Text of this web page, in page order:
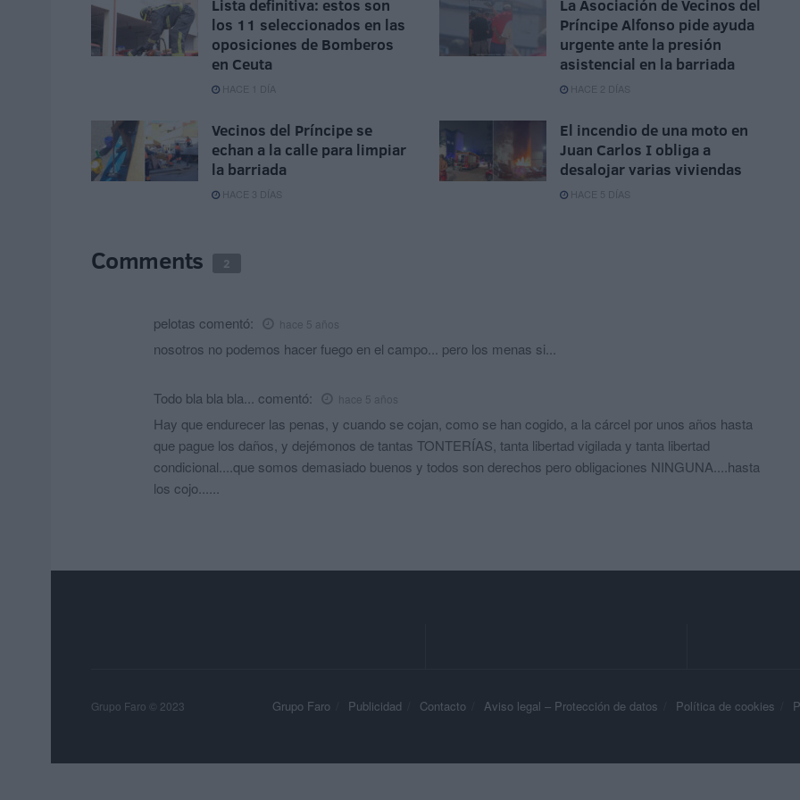
Lista definitiva: estos son
los 11 seleccionados en las
oposiciones de Bomberos
en Ceuta
HACE 1 DÍA
La Asociación de Vecinos del
Príncipe Alfonso pide ayuda
urgente ante la presión
asistencial en la barriada
HACE 2 DÍAS
Vecinos del Príncipe se
echan a la calle para limpiar
la barriada
HACE 3 DÍAS
El incendio de una moto en
Juan Carlos I obliga a
desalojar varias viviendas
HACE 5 DÍAS
Comments 2
pelotas comentó: hace 5 años
nosotros no podemos hacer fuego en el campo... pero los menas si...
Todo bla bla bla... comentó: hace 5 años
Hay que endurecer las penas, y cuando se cojan, como se han cogido, a la cárcel por unos años hasta
que pague los daños, y dejémonos de tantas TONTERÍAS, tanta libertad vigilada y tanta libertad
condicional....que somos demasiado buenos y todos son derechos pero obligaciones NINGUNA....hasta
los cojo......
Grupo Faro Publicidad Contacto Aviso legal – Protección de datos Política de cookies
Grupo Faro © 2023